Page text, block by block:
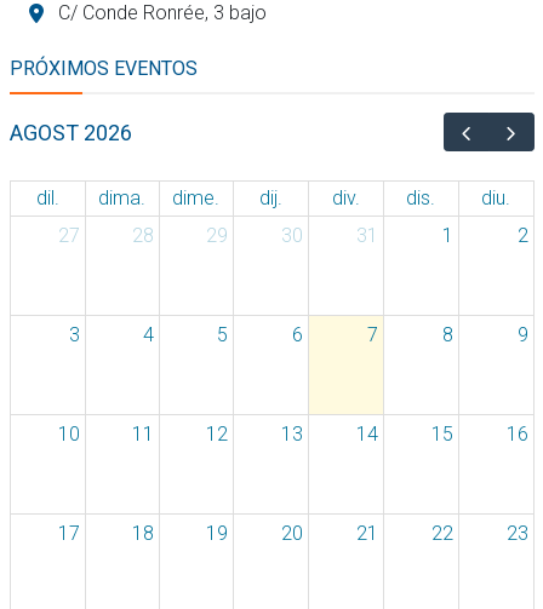
C/ Conde Ronrée, 3 bajo
PRÓXIMOS EVENTOS
AGOST 2026
dil. dima. dime. dij. div. dis.
diu.
27
28 29 30 31 1 2
3 4 5 6 7 8 9
10 11 12 13 14 15 16
17 18 19 20 21 22 23